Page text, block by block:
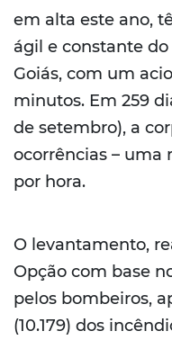
em alta este ano,
ágil e constante
Goiás, com um
minutos. Em 259
de setembro), a
ocorrências – uma
por hora.
O levantamento,
Opção com base
pelos bombeiros,
(10.179) dos